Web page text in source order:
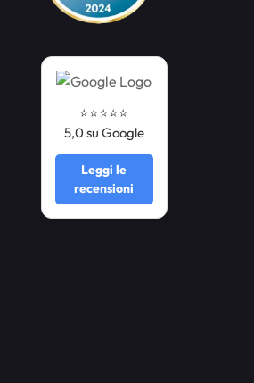
⭐️⭐️⭐️⭐️⭐️
5,0 su Google
Leggi le
recensioni